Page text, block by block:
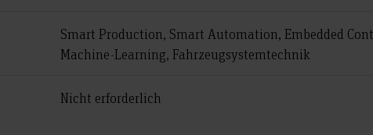
Smart Production, Smart Automation, Embedded
Machine-Learning, Fahrzeugsystemtechnik
Nicht erforderlich